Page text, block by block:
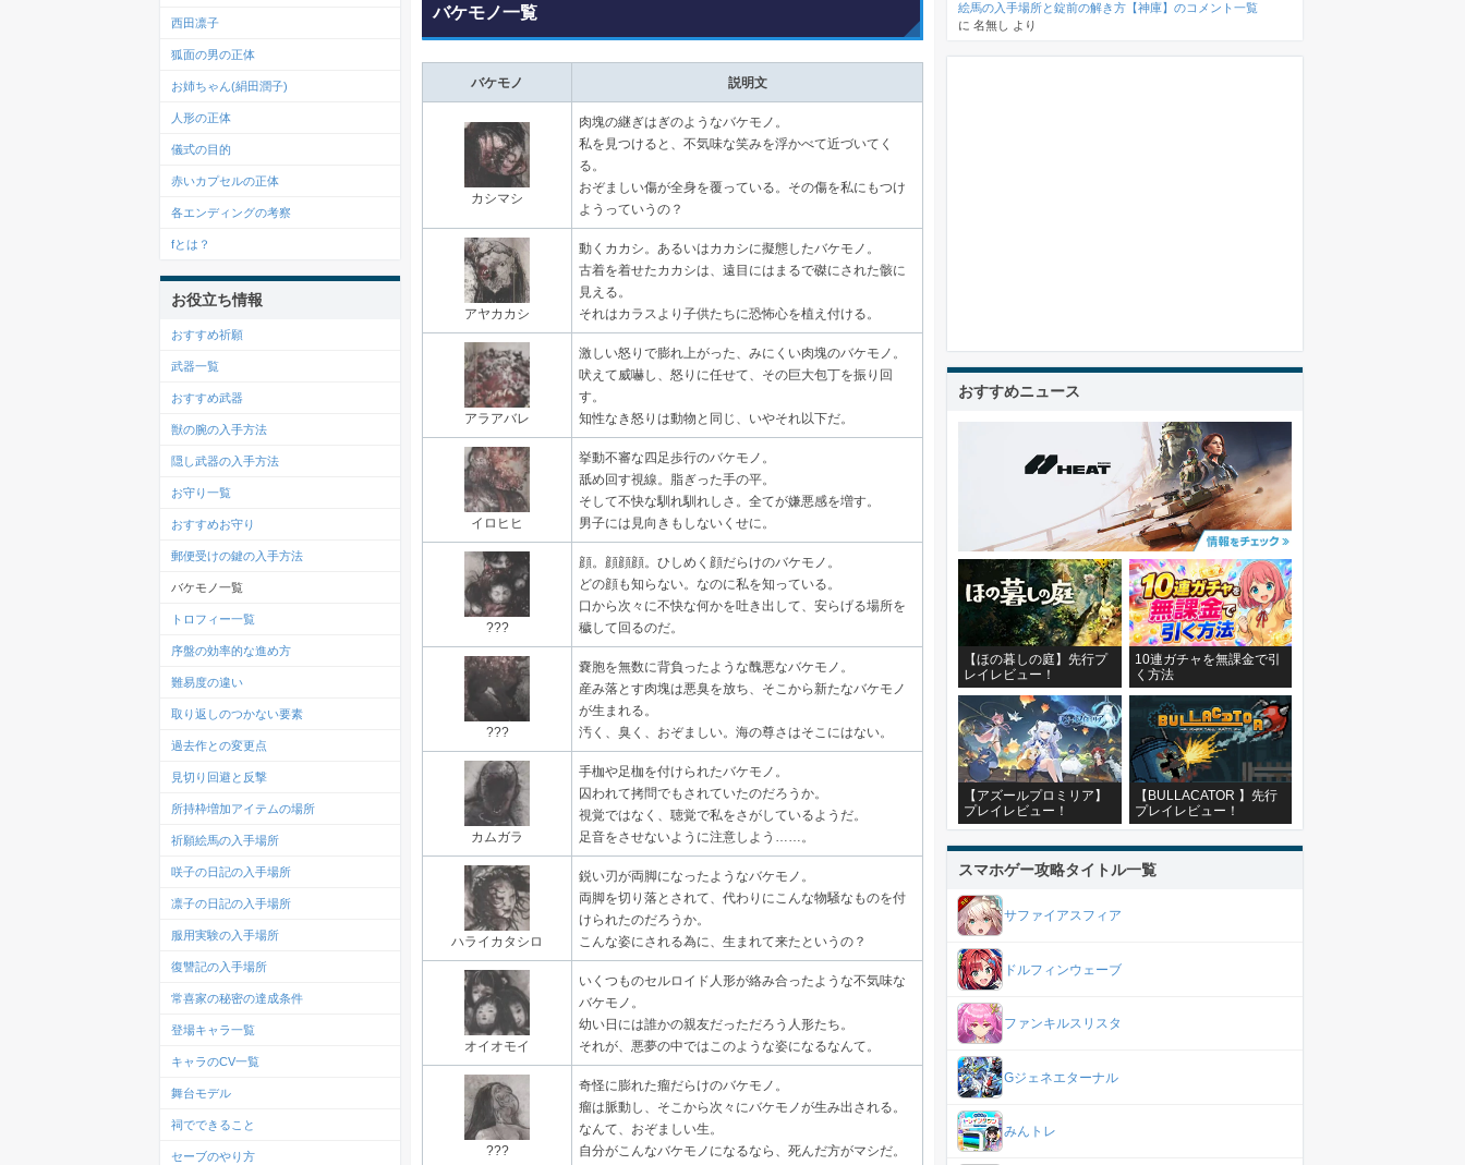
バケモノ一覧
バケモノ 説明文
カシマシ
肉塊の継ぎはぎのようなバケモノ。
私を見つけると、不気味な笑みを浮かべて近づいてく
る。
おぞましい傷が全身を覆っている。その傷を私にもつけ
ようっていうの？
アヤカカシ
動くカカシ。あるいはカカシに擬態したバケモノ。
古着を着せたカカシは、遠目にはまるで磔にされた骸に
見える。
それはカラスより子供たちに恐怖心を植え付ける。
アラアバレ
激しい怒りで膨れ上がった、みにくい肉塊のバケモノ。
吠えて威嚇し、怒りに任せて、その巨大包丁を振り回
す。
知性なき怒りは動物と同じ、いやそれ以下だ。
イロヒヒ
挙動不審な四足歩行のバケモノ。
舐め回す視線。脂ぎった手の平。
そして不快な馴れ馴れしさ。全てが嫌悪感を増す。
男子には見向きもしないくせに。
???
顔。顔顔顔。ひしめく顔だらけのバケモノ。
どの顔も知らない。なのに私を知っている。
口から次々に不快な何かを吐き出して、安らげる場所を
穢して回るのだ。
???
嚢胞を無数に背負ったような醜悪なバケモノ。
産み落とす肉塊は悪臭を放ち、そこから新たなバケモノ
が生まれる。
汚く、臭く、おぞましい。海の尊さはそこにはない。
カムガラ
手枷や足枷を付けられたバケモノ。
囚われて拷問でもされていたのだろうか。
視覚ではなく、聴覚で私をさがしているようだ。
足音をさせないように注意しよう……。
ハライカタシロ
鋭い刃が両脚になったようなバケモノ。
両脚を切り落とされて、代わりにこんな物騒なものを付
けられたのだろうか。
こんな姿にされる為に、生まれて来たというの？
オイオモイ
いくつものセルロイド人形が絡み合ったような不気味な
バケモノ。
幼い日には誰かの親友だっただろう人形たち。
それが、悪夢の中ではこのような姿になるなんて。
???
奇怪に膨れた瘤だらけのバケモノ。
瘤は脈動し、そこから次々にバケモノが生み出される。
なんて、おぞましい生。
自分がこんなバケモノになるなら、死んだ方がマシだ。
西田凛子
狐面の男の正体
お姉ちゃん(絹田潤子)
人形の正体
儀式の目的
赤いカプセルの正体
各エンディングの考察
fとは？
お役立ち情報
おすすめ祈願
武器一覧
おすすめ武器
獣の腕の入手方法
隠し武器の入手方法
お守り一覧
おすすめお守り
郵便受けの鍵の入手方法
バケモノ一覧
トロフィー一覧
序盤の効率的な進め方
難易度の違い
取り返しのつかない要素
過去作との変更点
見切り回避と反撃
所持枠増加アイテムの場所
祈願絵馬の入手場所
咲子の日記の入手場所
凛子の日記の入手場所
服用実験の入手場所
復讐記の入手場所
常喜家の秘密の達成条件
登場キャラ一覧
キャラのCV一覧
舞台モデル
祠でできること
セーブのやり方
絵馬の入手場所と錠前の解き方【神庫】のコメント一覧
に 名無し より
おすすめニュース
【ほの暮しの庭】先行プ
レイレビュー！
10連ガチャを無課金で引
く方法
【アズールプロミリア】
プレイレビュー！
【BULLACATOR 】先行
プレイレビュー！
スマホゲー攻略タイトル一覧
サファイアスフィア
ドルフィンウェーブ
ファンキルスリスタ
Gジェネエターナル
みんトレ